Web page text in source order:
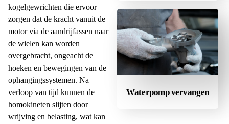
kogelgewrichten die ervoor
zorgen dat de kracht vanuit de
motor via de aandrijfassen naar
de wielen kan worden
overgebracht, ongeacht de
hoeken en bewegingen van de
ophangingssystemen. Na
verloop van tijd kunnen de
homokineten slijten door
wrijving en belasting, wat kan
Waterpomp vervangen